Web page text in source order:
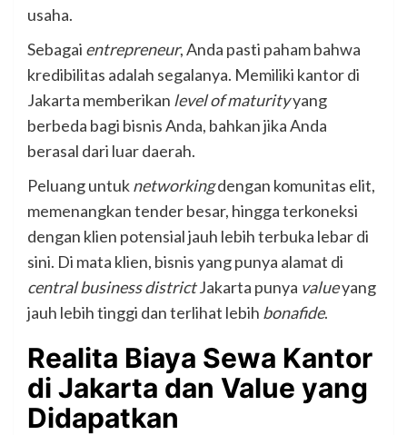
usaha.
Sebagai entrepreneur, Anda pasti paham bahwa
kredibilitas adalah segalanya. Memiliki kantor di
Jakarta memberikan level of maturityyang
berbeda bagi bisnis Anda, bahkan jika Anda
berasal dari luar daerah.
Peluang untuknetworkingdengan komunitas elit,
memenangkan tender besar, hingga terkoneksi
dengan klien potensial jauh lebih terbuka lebar di
sini. Di mata klien, bisnis yang punya alamat di
central business districtJakarta punya valueyang
jauh lebih tinggi dan terlihat lebih bonafide.
Realita Biaya Sewa Kantor
di Jakarta dan Value yang
Didapatkan